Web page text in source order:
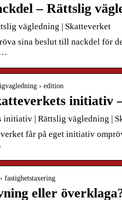
– Rättslig
vägledning | Skatteverket
sina beslut till nackdel för
› edition
initiativ
initiativ | Rättslig vägledning |
får på eget initiativ
fastighetstaxering
eller